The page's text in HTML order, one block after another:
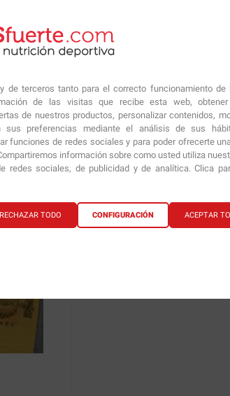
de terceros tanto para el correcto funcionamiento de
de las visitas que recibe esta web,
de nuestros productos, personalizar contenidos,
sus preferencias mediante el análisis de sus
funciones de redes sociales y para poder ofrecerte
información sobre como usted utiliza
redes sociales, de publicidad y de analítica. Clica
ACEPTAR
RECHAZAR TODO CONFIGURACIÓN
que fue
de
diseños
la que
en la
segura.
forma